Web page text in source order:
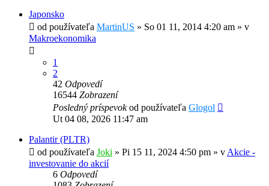
Japonsko
od používateľa MartinUS » So 01 11, 2014 4:20 am » v
Makroekonomika
1
2
42 Odpovedí
16544 Zobrazení
Posledný príspevokod používateľa Glogol
Ut 04 08, 2026 11:47 am
Palantir (PLTR)
od používateľa Joki » Pi 15 11, 2024 4:50 pm » vAkcie -
investovanie do akcií
6 Odpovedí